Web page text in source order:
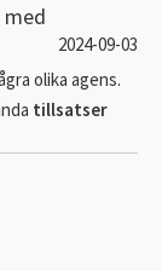
med
2024-09-03
olika agens.
tillsatser